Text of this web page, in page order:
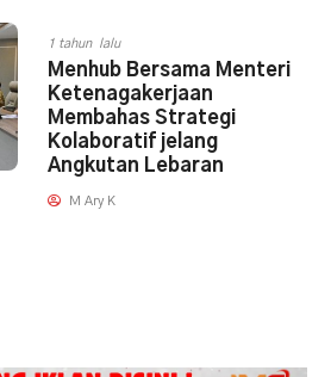
1 tahun lalu
Menhub Bersama Menteri
Ketenagakerjaan
Membahas Strategi
Kolaboratif jelang
Angkutan Lebaran
M Ary K